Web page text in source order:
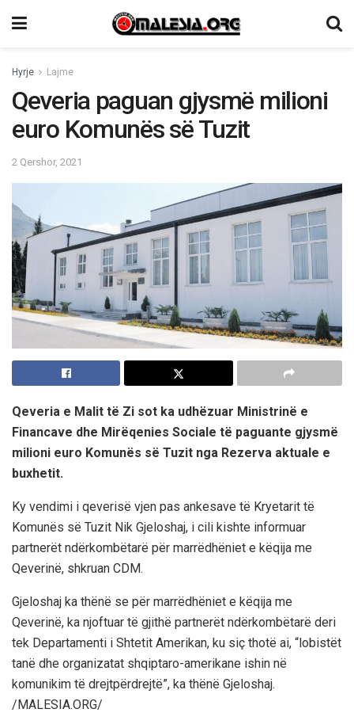
Hyrje Lajme
Qeveria paguan gjysmë milioni
euro Komunës së Tuzit
2 Qershor, 2021
Qeveria e Malit të Zi sot ka udhëzuar Ministrinë e
Financave dhe Mirëqenies Sociale të paguante gjysmë
milioni euro Komunës së Tuzit nga Rezerva aktuale e
buxhetit.
Ky vendimi i qeverisë vjen pas ankesave të Kryetarit të
Komunës së Tuzit Nik Gjeloshaj, i cili kishte informuar
partnerët ndërkombëtarë për marrëdhëniet e këqija me
Qeverinë, shkruan CDM.
Gjeloshaj ka thënë se për marrëdhëniet e këqija me
Qeverinë, ka njoftuar të gjithë partnerët ndërkombëtarë deri
tek Departamenti i Shtetit Amerikan, ku siç thotë ai, “lobistët
tanë dhe organizatat shqiptaro-amerikane ishin në
komunikim të drejtpërdrejtë”, ka thënë Gjeloshaj.
/MALESIA.ORG/